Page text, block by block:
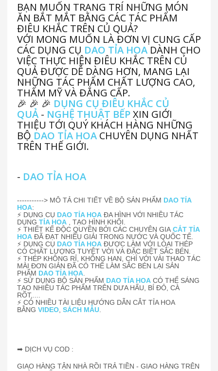
BẠN MUỐN TRANG TRÍ NHỮNG MÓN
ĂN BẮT MẮT BẰNG CÁC TÁC PHẨM
ĐIÊU KHẮC TRÊN CỦ QUẢ?
VỚI MONG MUỐN LÀ ĐƠN VỊ CUNG CẤP
CÁC DỤNG CỤ DAO TỈA HOA DÀNH CHO
VIỆC THỰC HIỆN ĐIÊU KHẮC TRÊN CỦ
QUẢ ĐƯỢC DỄ DÀNG HƠN, MANG LẠI
NHỮNG TÁC PHẨM CHẤT LƯỢNG CAO,
THẨM MỸ VÀ ĐẲNG CẤP.
🎉 🎉 🎉 DỤNG CỤ ĐIÊU KHẮC CỦ
QUẢ - NGHỆ THUẬT BẾPXIN GIỚI
THIỆU TỚI QUÝ KHÁCH HÀNG NHỮNG
BỘ DAO TỈA HOA CHUYÊN DỤNG NHẤT
TRÊN THẾ GIỚI.
- DAO TỈA HOA
-----------> MÔ TẢ CHI TIẾT VỀ BỘ SẢN PHẨM DAO TỈA
HOA:
⚡ DỤNG CỤ DAO TỈA HOA ĐA HÌNH VỚI NHIỀU TÁC
DỤNG TỈA HOA , TẠO HÌNH KHỐI.
⚡ THIẾT KẾ ĐỘC QUYỀN BỞI CÁC CHUYÊN GIA CẮT TỈA
HOA ĐÃ ĐẠT NHIỀU GIẢI TRONG NƯỚC VÀ QUỐC TẾ.
⚡ DỤNG CỤ DAO TỈA HOA ĐƯỢC LÀM VỚI LOẠI THÉP
CÓ CHẤT LƯỢNG TUYỆT VỜI VÀ ĐẶC BIỆT SẮC BÉN.
⚡ THÉP KHÔNG RỈ, KHÔNG HAN, CHỈ VỚI VÀI THAO TÁC
MÀI ĐƠN GIẢN ĐÃ CÓ THỂ LÀM SẮC BÉN LẠI SẢN
PHẨM DAO TỈA HOA
⚡ SỬ DỤNG BỘ SẢN PHẨM DAO TỈA HOA CÓ THỂ SÁNG
TẠO NHIỀU TÁC PHẨM TRÊN DƯA HẤU, BÍ ĐỎ, CÀ
RỐT,....
⚡ CÓ NHIỀU TÀI LIỆU HƯỚNG DẪN CẮT TỈA HOA
BẰNG VIDEO SÁCH MẪU
➡ DỊCH VỤ COD :
GIAO HÀNG TẬN NHÀ RỒI TRẢ TIỀN - GIAO HÀNG TRÊN